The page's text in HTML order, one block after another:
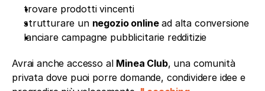
trovare prodotti vincenti
strutturare un negozio online ad alta conversione
lanciare campagne pubblicitarie redditizie
Avrai anche accesso al Minea Club, una comunità
privata dove puoi porre domande, condividere idee e